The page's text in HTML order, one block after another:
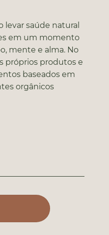
levar saúde natural
em um momento
mente e alma. No
próprios produtos e
baseados em
orgânicos